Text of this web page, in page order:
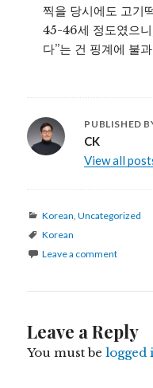
찍을 당시에도 고기
45-46세 정도였으
다”는 건 핑계에 불
PUBLISHED
CK
View all
Categories
Korean ,Uncategorized
Tags
Korean
Leave a comment
Leave a Reply
You must belogged